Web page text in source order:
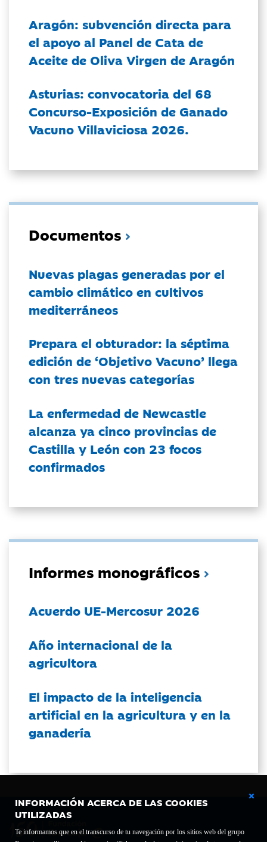
INFORMACIÓN ACERCA DE LAS COOKIES
UTILIZADAS
Te informamos que en el transcurso de tu navegación por los sitios web del grupo
Aragón: subvención directa para
el apoyo al Panel de Cata de
Aceite de Oliva Virgen de Aragón
Asturias: convocatoria del 68
Concurso-Exposición de Ganado
Vacuno Villaviciosa 2026.
Documentos
Nuevas plagas generadas por el
cambio climático en cultivos
mediterráneos
Prepara el obturador: la séptima
edición de ‘Objetivo Vacuno’ llega
con tres nuevas categorías
La enfermedad de Newcastle
alcanza ya cinco provincias de
Castilla y León con 23 focos
confirmados
Informes monográficos
Acuerdo UE-Mercosur 2026
Año internacional de la
agricultora
El impacto de la inteligencia
artificial en la agricultura y en la
ganadería